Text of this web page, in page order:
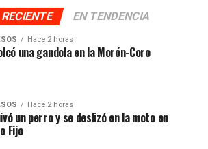
EN TENDENCIA
Hace 2 horas
una gandola en la Morón-Coro
Hace 2 horas
un perro y se deslizó en la moto en
Fijo